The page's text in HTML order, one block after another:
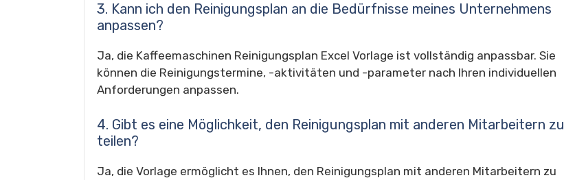
3. Kann ich den Reinigungsplan an die Bedürfnisse meines Unternehmens
anpassen?
Ja, die Kaffeemaschinen Reinigungsplan Excel Vorlage ist vollständig anpassbar. Sie
können die Reinigungstermine, -aktivitäten und -parameter nach Ihren individuellen
Anforderungen anpassen.
4. Gibt es eine Möglichkeit, den Reinigungsplan mit anderen Mitarbeitern zu
teilen?
Ja, die Vorlage ermöglicht es Ihnen, den Reinigungsplan mit anderen Mitarbeitern zu